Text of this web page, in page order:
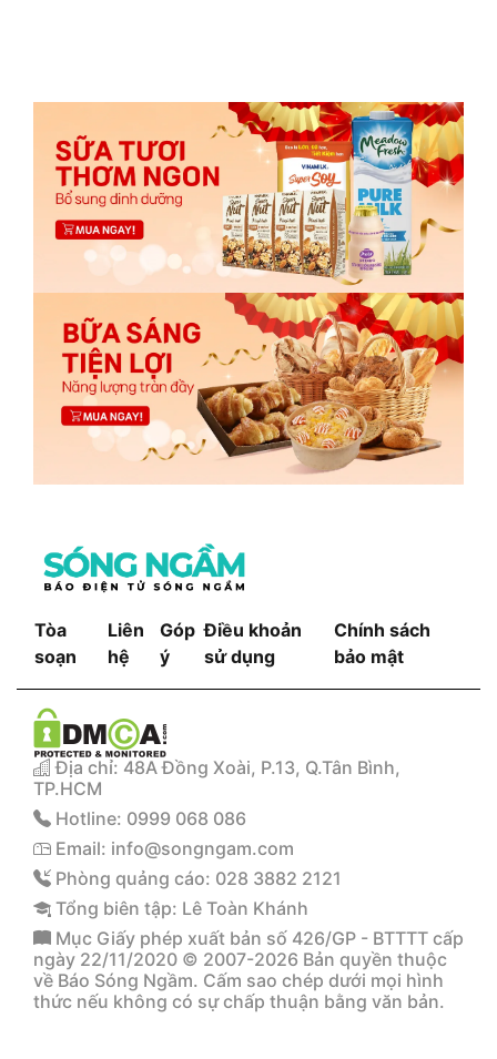
Tòa
soạn
Liên
hệ
Góp
ý
Điều khoản
sử dụng
Chính sách
bảo mật
Địa chỉ: 48A Đồng Xoài, P.13, Q.Tân Bình,
TP.HCM
Hotline: 0999 068 086
Email: info@songngam.com
Phòng quảng cáo: 028 3882 2121
Tổng biên tập: Lê Toàn Khánh
Mục Giấy phép xuất bản số 426/GP - BTTTT cấp
ngày 22/11/2020 © 2007-2026 Bản quyền thuộc
về Báo Sóng Ngầm. Cấm sao chép dưới mọi hình
thức nếu không có sự chấp thuận bằng văn bản.